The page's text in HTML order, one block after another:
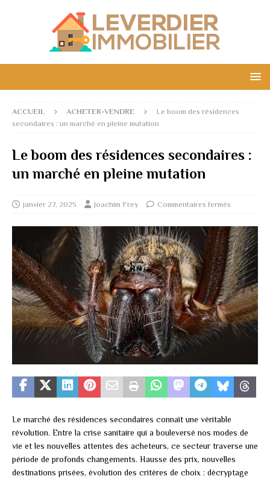
ACCUEIL ACHETER-VENDRE
Le boom des résidences
secondaires : un marché en pleine mutation
Le boom des résidences secondaires :
un marché en pleine mutation
janvier 27, 2025 Joachim Frey Commentaires fermés
Le marché des résidences secondaires connaît une véritable
révolution. Entre la crise sanitaire qui a bouleversé nos modes de
vie et les nouvelles attentes des acheteurs, ce secteur traverse une
période de profonds changements. Hausse des prix, nouvelles
destinations prisées, évolution des critères de choix : décryptage